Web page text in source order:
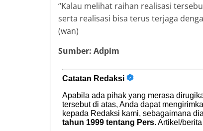
“Kalau melihat raihan realisasi
serta realisasi bisa terus terjaga
(wan)
Sumber: Adpim